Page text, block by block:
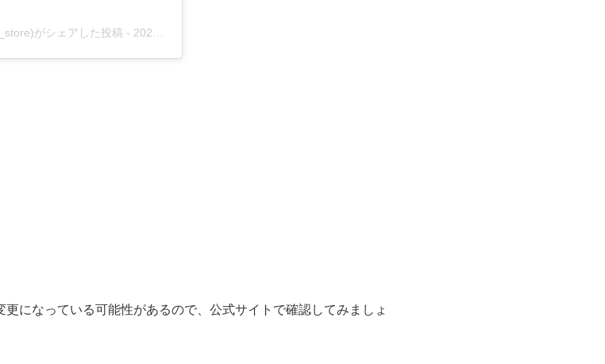
がシェアした投稿 - 2020年 6月月10日午前4時22分PDT
になっている可能性があるので、公式サイトで確認してみましょ